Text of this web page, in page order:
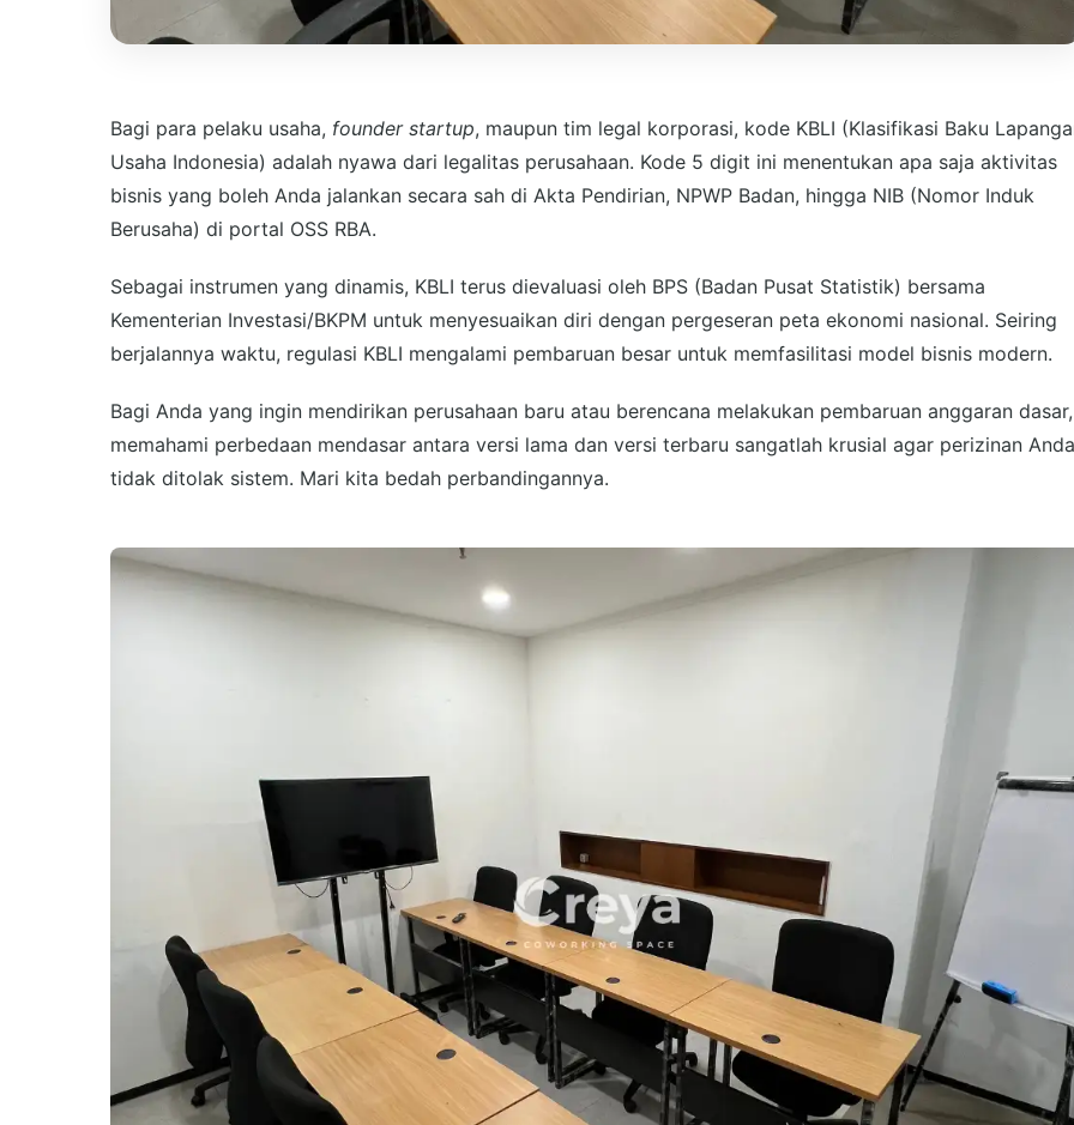
Bagi para pelaku usaha, founder startup, maupun tim legal korporasi, kode KBLI (Klasifikasi Baku
Usaha Indonesia) adalah nyawa dari legalitas perusahaan. Kode 5 digit ini menentukan apa saja aktivitas
bisnis yang boleh Anda jalankan secara sah di Akta Pendirian, NPWP Badan, hingga NIB (Nomor Induk
Berusaha) di portal OSS RBA.
Sebagai instrumen yang dinamis, KBLI terus dievaluasi oleh BPS (Badan Pusat Statistik) bersama
Kementerian Investasi/BKPM untuk menyesuaikan diri dengan pergeseran peta ekonomi nasional. Seiring
berjalannya waktu, regulasi KBLI mengalami pembaruan besar untuk memfasilitasi model bisnis modern.
Bagi Anda yang ingin mendirikan perusahaan baru atau berencana melakukan pembaruan anggaran dasar,
memahami perbedaan mendasar antara versi lama dan versi terbaru sangatlah krusial agar perizinan Anda
tidak ditolak sistem. Mari kita bedah perbandingannya.